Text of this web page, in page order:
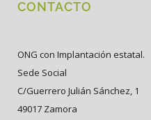
CONTACTO
ONG con Implantación estatal.
Sede Social
C/Guerrero Julián Sánchez, 1
49017 Zamora